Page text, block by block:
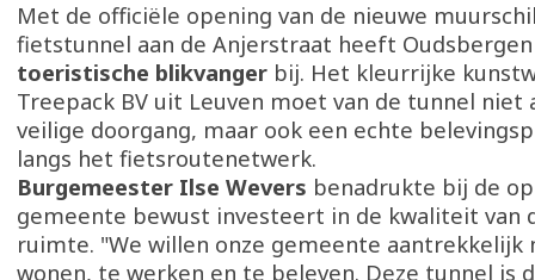
Met de officiële opening van de nieuwe
fietstunnel aan de Anjerstraat heeft
toeristische blikvanger bij. Het kleurrijke
Treepack BV uit Leuven moet van de tunnel niet
veilige doorgang, maar ook een echte
langs het fietsroutenetwerk.
Burgemeester Ilse Wevers benadrukte bij de
gemeente bewust investeert in de kwaliteit van
ruimte. "We willen onze gemeente aantrekkelijk
wonen, te werken en te beleven. Deze tunnel is